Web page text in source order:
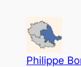
contenu
Philippe